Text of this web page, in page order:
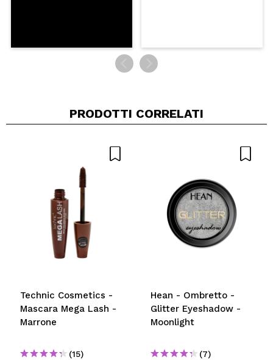
PRODOTTI CORRELATI
Technic Cosmetics -
Mascara Mega Lash -
Marrone
(15)
Hean - Ombretto -
Glitter Eyeshadow -
Moonlight
(7)